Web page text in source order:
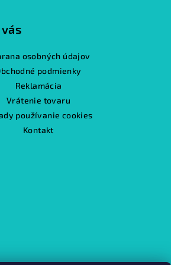
osobných údajov
podmienky
Reklamácia
Vrátenie tovaru
používanie cookies
Kontakt